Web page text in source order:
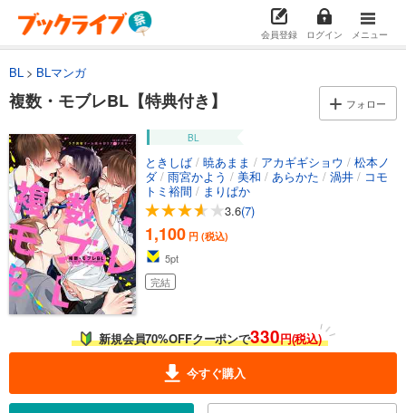
会員登録 ログイン メニュー
BL BLマンガ
複数・モブレBL【特典付き】 フォロー
BL
ときしば / 暁あまま / アカギギショウ / 松本ノ
ダ / 雨宮かよう / 美和 / あらかた / 渦井 / コモ
トミ裕間 / まりぱか
3.6(7)
1,100 円 (税込)
5pt
完結
新規会員70%OFFクーポンで330円(税込)
今すぐ購入